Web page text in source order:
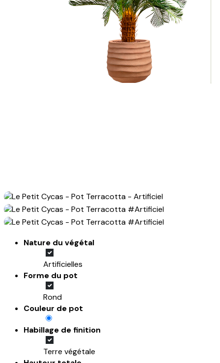
Nature du végétal
Artificielles
Forme du pot
Rond
Couleur de pot
Habillage de finition
Terre végétale